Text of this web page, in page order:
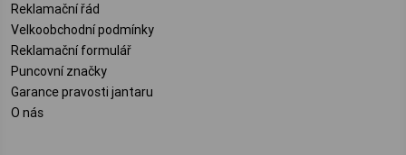
Reklamační řád
Velkoobchodní podmínky
Reklamační formulář
Puncovní značky
Garance pravosti jantaru
O nás